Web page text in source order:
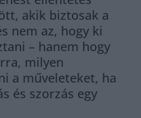
akik biztosak a
nem az, hogy ki
– hanem hogy
milyen
a műveleteket, ha
és szorzás egy